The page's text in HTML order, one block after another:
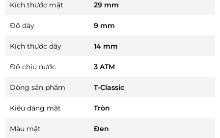
Kích thước mặt 29 mm
Độ dày 9 mm
Kích thước dây 14 mm
Độ chịu nước 3 ATM
Dòng sản phẩm T-Classic
Kiểu dáng mặt Tròn
Màu mặt Đen